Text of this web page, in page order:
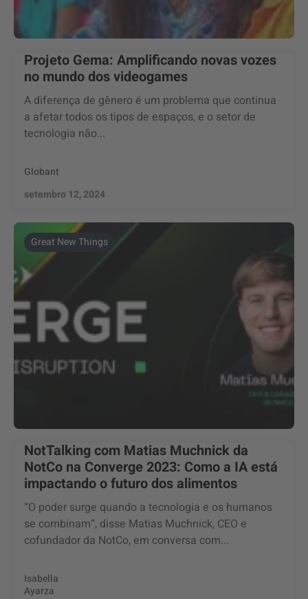
Projeto Gema: Amplificando novas vozes
no mundo dos videogames
A diferença de gênero é um problema que continua
a afetar todos os tipos de espaços, e o setor de
tecnologia não...
Globant
setembro 12, 2024
Great New Things
NotTalking com Matias Muchnick da
NotCo na Converge 2023: Como a IA está
impactando o futuro dos alimentos
“O poder surge quando a tecnologia e os humanos
se combinam”, disse Matias Muchnick, CEO e
cofundador da NotCo, em conversa com...
Isabella
Ayarza